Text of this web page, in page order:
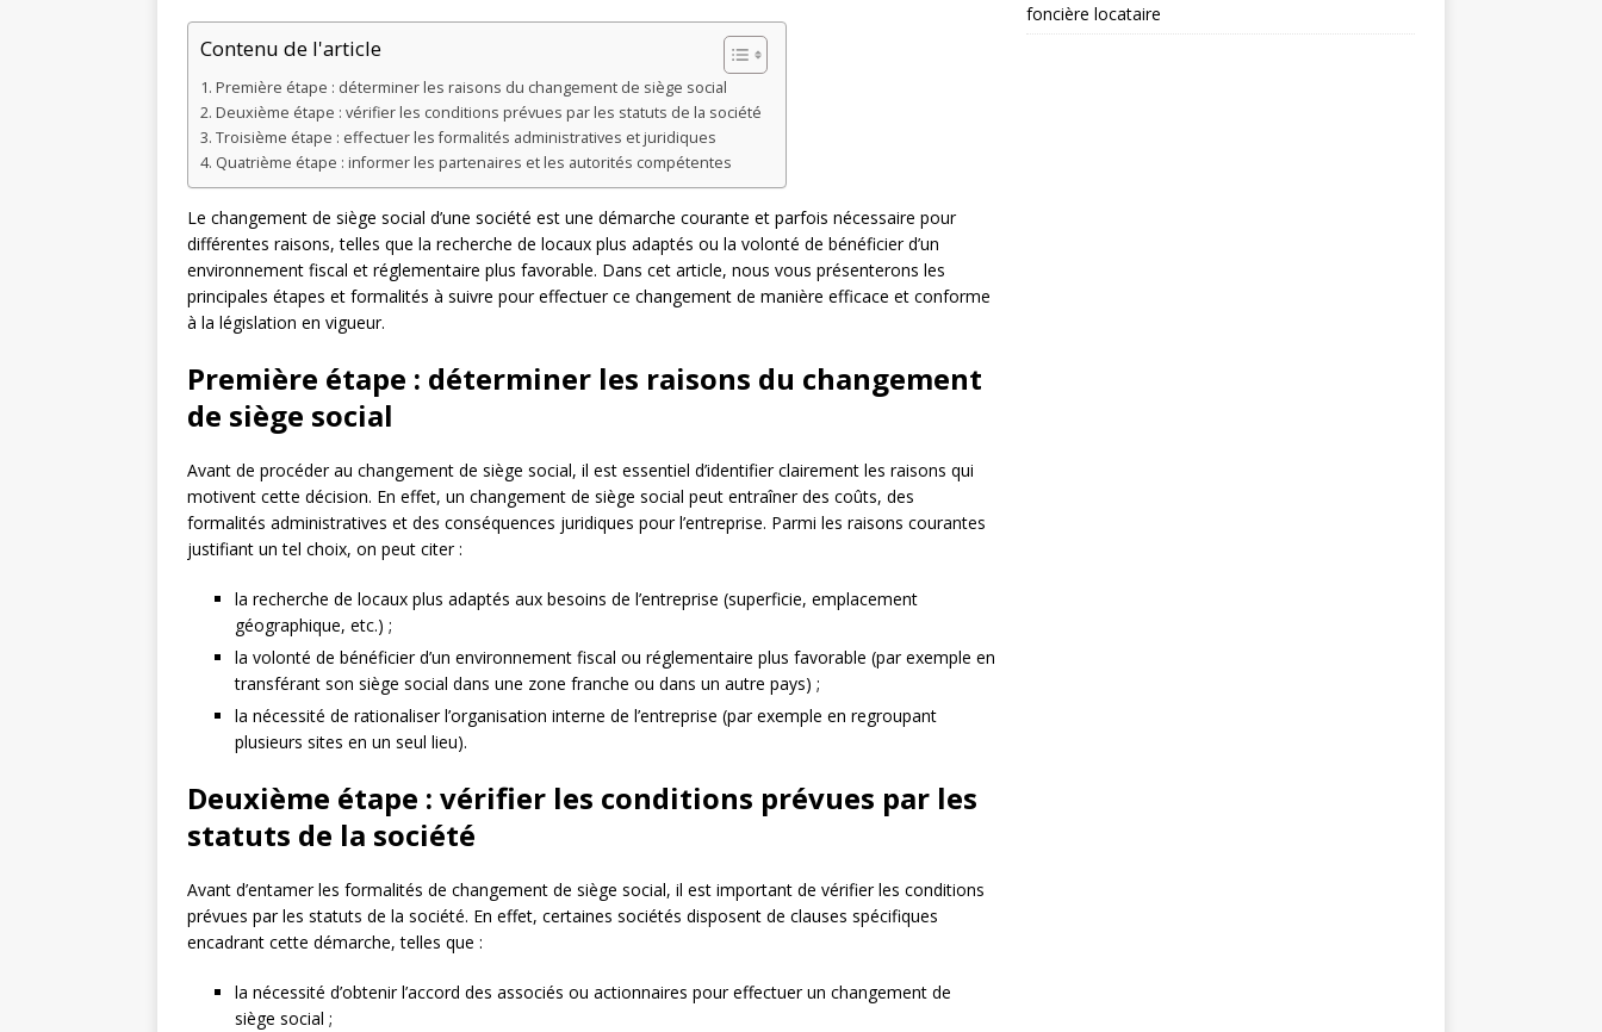
Contenu de l'article
Première étape : déterminer les raisons du changement de siège social
Deuxième étape : vérifier les conditions prévues par les statuts de la société
Troisième étape : effectuer les formalités administratives et juridiques
Quatrième étape : informer les partenaires et les autorités compétentes
Le changement de siège social d’une société est une démarche courante et parfois nécessaire pour
différentes raisons, telles que la recherche de locaux plus adaptés ou la volonté de bénéficier d’un
environnement fiscal et réglementaire plus favorable. Dans cet article, nous vous présenterons les
principales étapes et formalités à suivre pour effectuer ce changement de manière efficace et conforme
à la législation en vigueur.
Première étape : déterminer les raisons du changement
de siège social
Avant de procéder au changement de siège social, il est essentiel d’identifier clairement les raisons qui
motivent cette décision. En effet, un changement de siège social peut entraîner des coûts, des
formalités administratives et des conséquences juridiques pour l’entreprise. Parmi les raisons courantes
justifiant un tel choix, on peut citer :
la recherche de locaux plus adaptés aux besoins de l’entreprise (superficie, emplacement
géographique, etc.) ;
la volonté de bénéficier d’un environnement fiscal ou réglementaire plus favorable (par exemple en
transférant son siège social dans une zone franche ou dans un autre pays) ;
la nécessité de rationaliser l’organisation interne de l’entreprise (par exemple en regroupant
plusieurs sites en un seul lieu).
Deuxième étape : vérifier les conditions prévues par les
statuts de la société
Avant d’entamer les formalités de changement de siège social, il est important de vérifier les conditions
prévues par les statuts de la société. En effet, certaines sociétés disposent de clauses spécifiques
encadrant cette démarche, telles que :
la nécessité d’obtenir l’accord des associés ou actionnaires pour effectuer un changement de
siège social ;
foncière locataire